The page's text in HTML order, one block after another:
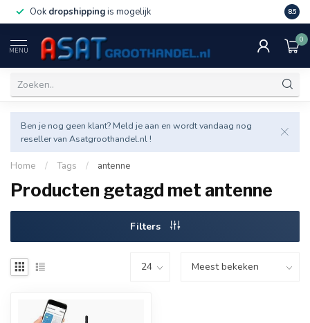
Ook dropshippingis mogelijk Veel
8.5
MENU
0
Ben je nog geen klant? Meld je aan en wordt vandaag nog
reseller van Asatgroothandel.nl !
Home / Tags / antenne
Producten getagd met antenne
Filters